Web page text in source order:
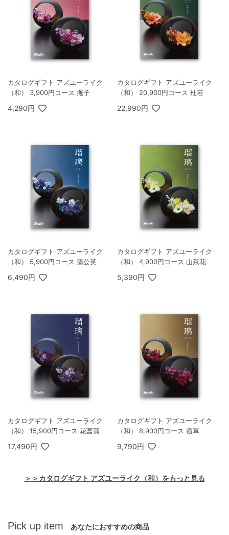
カタログギフト アズユーライク
（和） 3,900円コース 撫子
4,290円
カタログギフト アズユーライク
（和） 20,900円コース 杜若
22,990円
カタログギフト アズユーライク
（和） 5,900円コース 蒲公英
6,490円
カタログギフト アズユーライク
（和） 4,900円コース 山茶花
5,390円
カタログギフト アズユーライク
（和） 15,900円コース 花菖蒲
17,490円
カタログギフト アズユーライク
（和） 8,900円コース 霞草
9,790円
＞＞カタログギフト アズユーライク（和）をもっと見る
Pick up item あなたにおすすめの商品